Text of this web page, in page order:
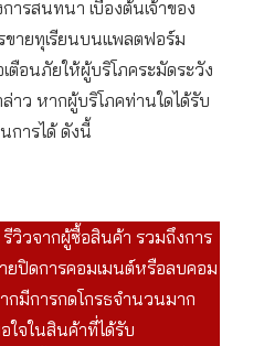
ารสนทนา เบื้องต้นเจ้าของ
ขายทุเรียนบนแพลตฟอร์ม
ตือนภัยให้ผู้บริโภคระมัดระวัง
าว หากผู้บริโภคท่านใดได้รับ
การได้ ดังนี้
วิวจากผู้ซื้อสินค้า รวมถึงการ
ยปิดการคอมเมนต์หรือลบคอม
กมีการกดโกรธจำนวนมาก
ใจในสินค้าที่ได้รับ